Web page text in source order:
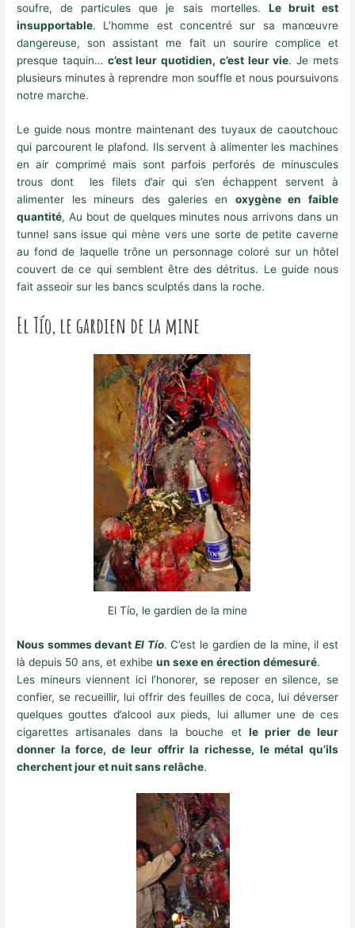
soufre, de particules que je sais mortelles. Le bruit est
insupportable. L’homme est concentré sur sa manœuvre
dangereuse, son assistant me fait un sourire complice et
presque taquin… c’est leur quotidien, c’est leur vie. Je mets
plusieurs minutes à reprendre mon souffle et nous poursuivons
notre marche.
Le guide nous montre maintenant des tuyaux de caoutchouc
qui parcourent le plafond. Ils servent à alimenter les machines
en air comprimé mais sont parfois perforés de minuscules
trous dont les filets d’air qui s’en échappent servent à
alimenter les mineurs des galeries en oxygène en faible
quantité, Au bout de quelques minutes nous arrivons dans un
tunnel sans issue qui mène vers une sorte de petite caverne
au fond de laquelle trône un personnage coloré sur un hôtel
couvert de ce qui semblent être des détritus. Le guide nous
fait asseoir sur les bancs sculptés dans la roche.
El Tío, le gardien de la mine
El Tío, le gardien de la mine
Nous sommes devantEl Tío. C’est le gardien de la mine, il est
là depuis 50 ans, et exhibeun sexe en érection démesuré.
Les mineurs viennent ici l’honorer, se reposer en silence, se
confier, se recueillir, lui offrir des feuilles de coca, lui déverser
quelques gouttes d’alcool aux pieds, lui allumer une de ces
cigarettes artisanales dans la bouche et le prier de leur
donner la force, de leur offrir la richesse, le métal qu’ils
cherchent jour et nuit sans relâche.